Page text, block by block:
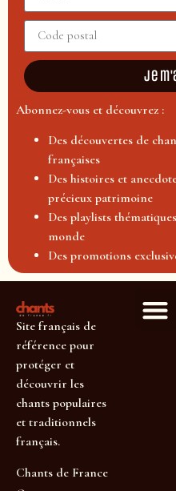
Je
Abonnez-vous et découvrez :
Des découvertes de
françaises
Des histoires et
précieux patrimoine
Des playlists
monde
Des promotions
Site français de
référence pour
protéger et
découvrir les
chants populaires
et traditionnels
français.
Chants de France